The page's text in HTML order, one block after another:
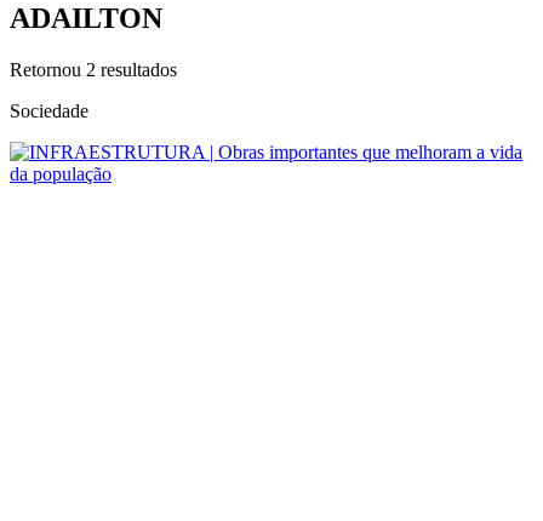
ADAILTON
Retornou 2 resultados
Sociedade